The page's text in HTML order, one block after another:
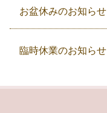
お盆休みのお知らせ
臨時休業のお知らせ